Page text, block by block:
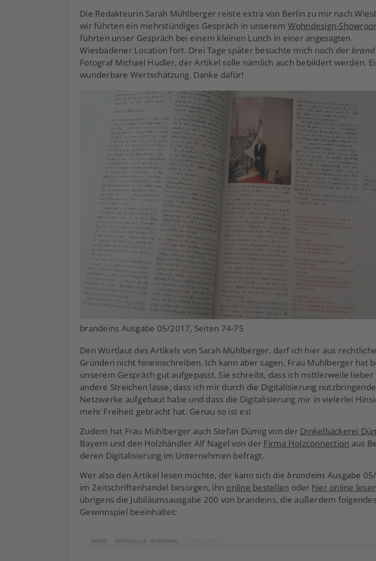
Die Redakteurin Sarah Mühlberger reiste extra von Berlin zu mir nach
wir führten ein mehrstündiges Gespräch in unserem Wohndesign-
führten unser Gespräch bei einem kleinen Lunch in einer angesagten
Wiesbadener Location fort. Drei Tage später besuchte mich noch der brand
Fotograf Michael Hudler, der Artikel solle nämlich auch bebildert werden.
wunderbare Wertschätzung. Danke dafür!
brandeins Ausgabe 05/2017, Seiten 74-75
Den Wortlaut des Artikels von Sarah Mühlberger, darf ich hier aus
Gründen nicht hineinschreiben. Ich kann aber sagen, Frau Mühlberger hat
unserem Gespräch gut aufgepasst. Sie schreibt, dass ich mittlerweile lieber
andere Streichen lasse, dass ich mir durch die Digitalisierung nutzbringende
Netzwerke aufgebaut habe und dass die Digitalisierung mir in vielerlei
mehr Freiheit gebracht hat. Genau so ist es!
Zudem hat Frau Mühlberger auch Stefan Dümig von der Dinkelbäckerei
Bayern und den Holzhändler Alf Nagel von der Firma Holzconnection aus
deren Digitalisierung im Unternehmen befragt.
Wer also den Artikel lesen möchte, der kann sich diebrandeins Ausgabe
im Zeitschriftenhandel besorgen, ihn online bestellen oder hier online lesen
übrigens die Jubiläumsausgabe 200 von brandeins, die außerdem
Gewinnspiel beeinhaltet: